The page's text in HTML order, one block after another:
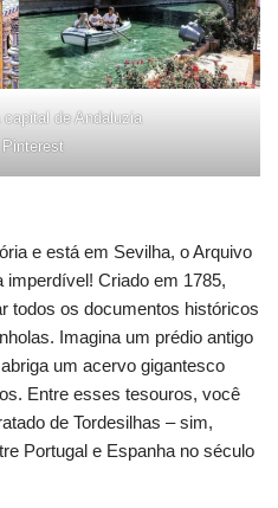
de Andaluzia
e está em Sevilha, o Arquivo
imperdível! Criado em 1785,
todos os documentos históricos
Imagina um prédio antigo
um acervo gigantesco
Entre esses tesouros, você
de Tordesilhas – sim,
Portugal e Espanha no século